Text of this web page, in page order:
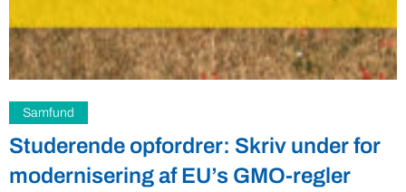
Fødevarer
Debatten om dansk mad smager som
sur mælk